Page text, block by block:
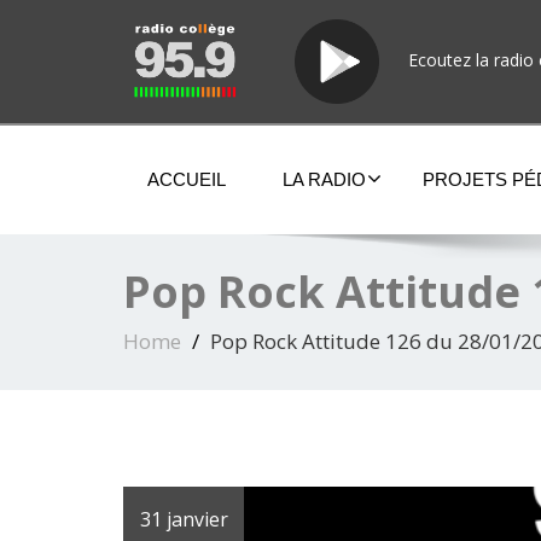
Ecoutez la radio
ACCUEIL LA RADIO PROJETS
Pop Rock Attitude
Home Pop Rock Attitude 126 du 28/01/
31 janvier